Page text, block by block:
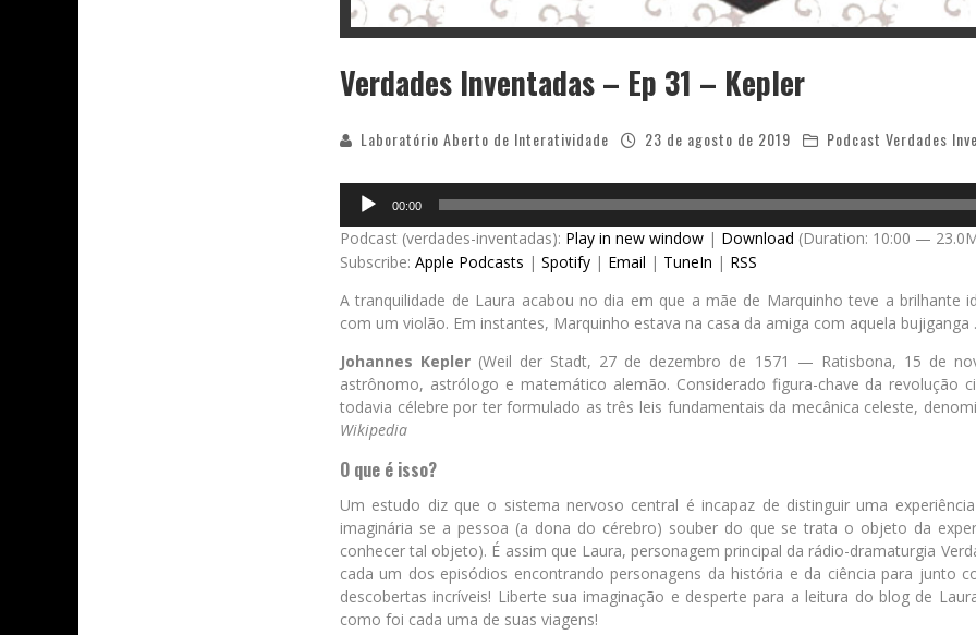
Verdades Inventadas – Ep 31 – Kepler
Laboratório Aberto de Interatividade 23 de agosto de 2019 Podcast Verdades
Audio
Player
00:00
Podcast (verdades-inventadas): Play in new window | Download (Duration: 10:00 —
Subscribe: Apple Podcasts | Spotify | Email | TuneIn | RSS
A tranquilidade de Laura acabou no dia em que a mãe de Marquinho teve a brilhante
com um violão. Em instantes, Marquinho estava na casa da amiga com aquela bujiganga
Johannes Kepler (Weil der Stadt, 27 de dezembro de 1571 — Ratisbona, 15 de
astrônomo, astrólogo e matemático alemão. Considerado figura-chave da revolução
todavia célebre por ter formulado as três leis fundamentais da mecânica celeste,
Wikipedia
O que é isso?
Um estudo diz que o sistema nervoso central é incapaz de distinguir uma
imaginária se a pessoa (a dona do cérebro) souber do que se trata o objeto da
conhecer tal objeto). É assim que Laura, personagem principal da rádio-dramaturgia
cada um dos episódios encontrando personagens da história e da ciência para junto
descobertas incríveis! Liberte sua imaginação e desperte para a leitura do blog de
como foi cada uma de suas viagens!